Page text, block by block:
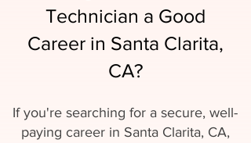
Technician a Good
Career in Santa Clarita,
CA?
If you're searching for a secure, well-
paying career in Santa Clarita, CA,